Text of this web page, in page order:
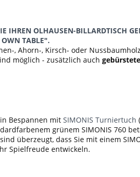
IHREN OLHAUSEN-BILLARDTISCH
TABLE".
, Ahorn-, Kirsch- oder Nussbaumholz
möglich - zusätzlich auch
Bespannen mit SIMONIS Turniertuch
grünem SIMONIS 760
überzeugt, dass Sie mit einem
Spielfreude entwickeln.